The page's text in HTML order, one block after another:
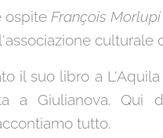
ospite François Morlupi
culturale
il suo libro a
a Giulianova.
tutto.